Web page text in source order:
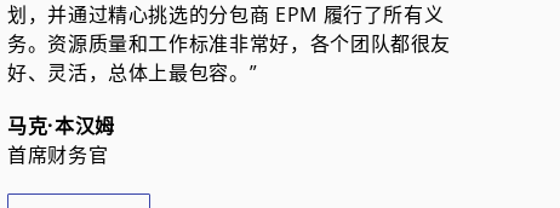
划，并通过精心挑选的分包商 EPM 履行了所有义
务。资源质量和工作标准非常好，各个团队都很友
好、灵活，总体上最包容。”
马克·本汉姆
首席财务官